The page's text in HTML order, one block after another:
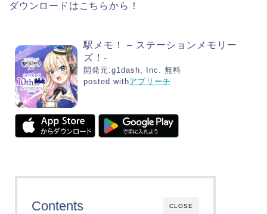
ダウンロードはこちらから！
駅メモ！ – ステーションメモリー
ズ！-
開発元:g1dash, Inc. 無料
posted withアプリーチ
CLOSE
Contents